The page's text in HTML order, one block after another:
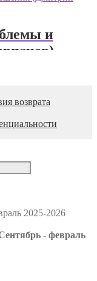
и
возврата
- февраль